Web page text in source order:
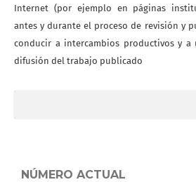
Internet (por ejemplo en páginas
antes y durante el proceso de revisión y
conducir a intercambios productivos y a
difusión del trabajo publicado
NÚMERO ACTUAL